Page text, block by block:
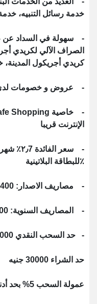
خدمة رسائل التنبيه،
- سهولة في السداد عن
الصراف الآلي لكريدي
كريدي أجريكول المدينة،
- عروض و خصومات لدى
الإنترنت قريبا
٪للبطاقة البلاتينية
- مصاريف الاصدار: 400 جنيه.
- المصاريف السنوية: 400 جنيه.
- حد السحب النقدي 5000 جنيه
حد الشراء 30000 جنيه
عمولة السحب 5% بحد أدنى 100 جنيه